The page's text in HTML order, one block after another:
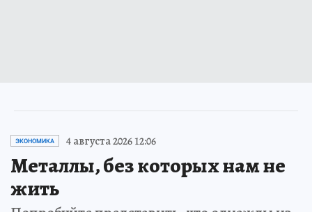
ЭКОНОМИКА 4 августа 2026 12:06
Металлы, без которых нам не
жить